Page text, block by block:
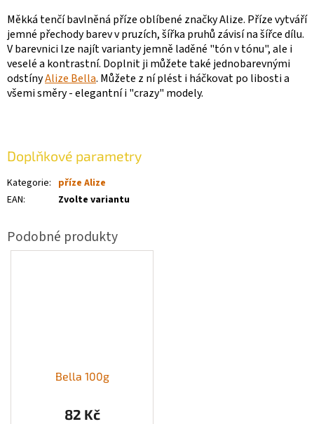
Měkká tenčí bavlněná příze oblíbené značky Alize. Příze vytváří
jemné přechody barev v pruzích, šířka pruhů závisí na šířce dílu.
V barevnici lze najít varianty jemně laděné "tón v tónu", ale i
veselé a kontrastní. Doplnit ji můžete také jednobarevnými
odstínyAlize Bella. Můžete z ní plést i háčkovat po libosti a
všemi směry - elegantní i "crazy" modely.
Doplňkové parametry
Kategorie: příze Alize
EAN: Zvolte variantu
Bella 100g
82 Kč